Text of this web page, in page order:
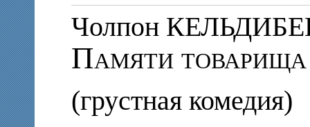
Чолпон
Памяти товарища
(грустная комедия)